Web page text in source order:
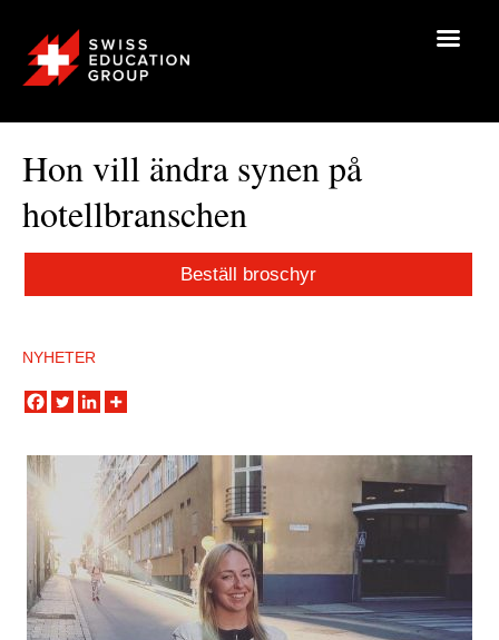
Hon vill ändra synen på
hotellbranschen
Beställ broschyr
NYHETER